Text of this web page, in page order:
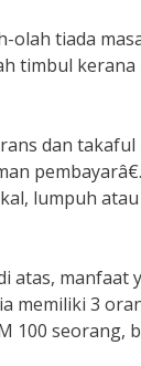
olah tiada
timbul
dan
lumpuh
atas,
memiliki 3
100 seorang,